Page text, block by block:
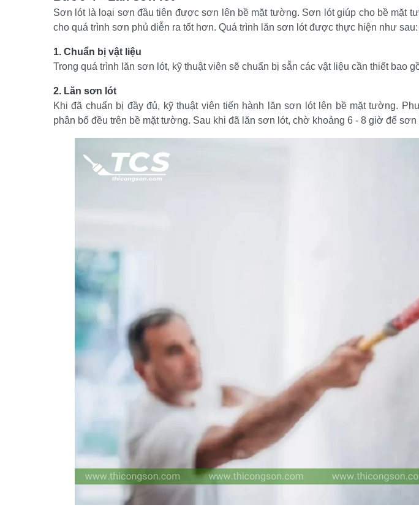
Sơn lót là loại sơn đầu tiên được sơn lên bề mặt tường. Sơn lót giúp cho bề mặt
cho quá trình sơn phủ diễn ra tốt hơn. Quá trình lăn sơn lót được thực hiện như sau:
1. Chuẩn bị vật liệu
Trong quá trình lăn sơn lót, kỹ thuật viên sẽ chuẩn bị sẵn các vật liệu cần thiết bao
2. Lăn sơn lót
Khi đã chuẩn bị đầy đủ, kỹ thuật viên tiến hành lăn sơn lót lên bề mặt tường.
phân bố đều trên bề mặt tường. Sau khi đã lăn sơn lót, chờ khoảng 6 - 8 giờ để sơn